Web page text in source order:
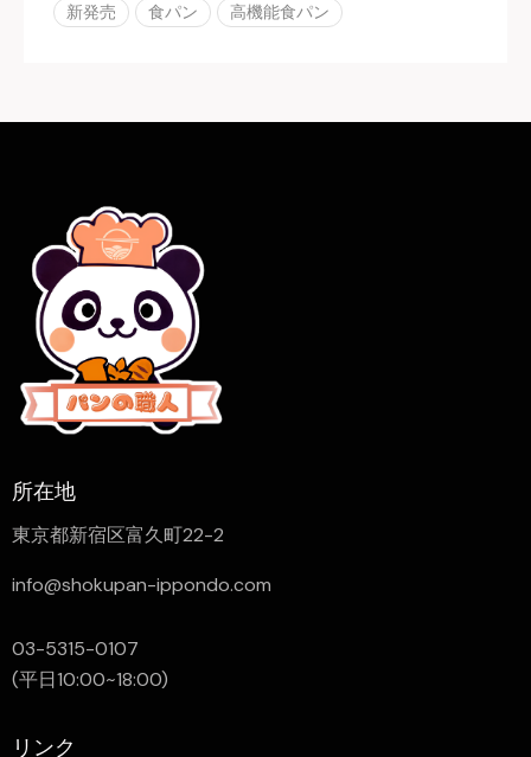
新発売
食パン 高機能食パン
所在地
東京都新宿区富久町22-2
info@shokupan-ippondo.com
03-5315-0107
(平日10:00~18:00)
リンク